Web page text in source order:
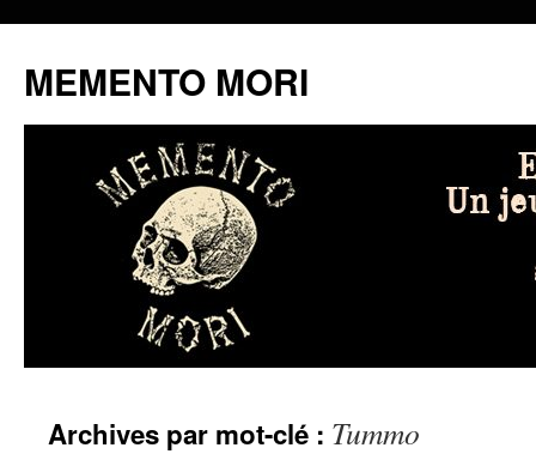
MEMENTO MORI
auArchives par mot-clé : Tummo